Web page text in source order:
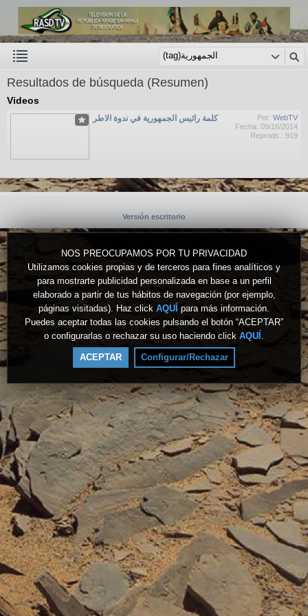
NOS PREOCUPAMOS POR TU PRIVACIDAD
Utilizamos cookies propias y de terceros para fines analíticos y
para mostrarte publicidad personalizada en base a un perfil
elaborado a partir de tus hábitos de navegación (por ejemplo,
páginas visitadas). Haz click AQUÍ para más información.
Puedes aceptar todas las cookies pulsando el botón “ACEPTAR”
o configurarlas o rechazar su uso haciendo click AQUÍ .
ACEPTAR Configurar/Rechazar
Resultados de búsqueda (Resumen)
Videos
Por: WebTV
Fecha: 09/16/2014
Reprods.: 919
كلمة رائيس الجمهورية في ندوة الاطر
Versión escritorio